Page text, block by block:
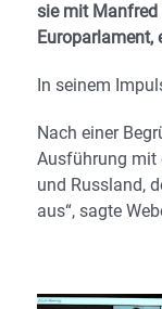
sie mit Manfred
Europarlament,
In seinem
Nach einer
Ausführung mit
und Russland,
aus“, sagte